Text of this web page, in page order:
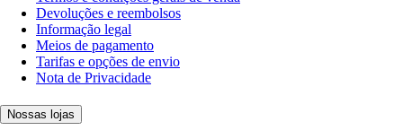
Devoluções e reembolsos
Informação legal
Meios de pagamento
Tarifas e opções de envio
Nota de Privacidade
Nossas lojas